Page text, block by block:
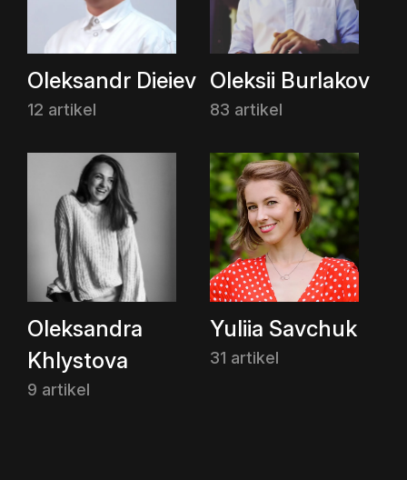
Oleksandr Dieiev
12 artikel
Oleksii Burlakov
83 artikel
Oleksandra
Khlystova
9 artikel
Yuliia Savchuk
31 artikel